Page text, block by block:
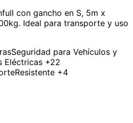
con gancho en S, 5m x
Ideal para transporte y uso
Seguridad para Vehículos y
Eléctricas +22
Resistente +4